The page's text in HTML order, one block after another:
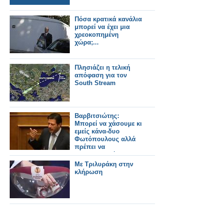
Πόσα κρατικά κανάλια
μπορεί να έχει μια
χρεοκοπημένη
χώρα;...
Πλησιάζει η τελική
απόφαση για τον
South Stream
Βαρβιτσιώτης:
Μπορεί να χάσουμε κι
εμείς κάνα-δυο
Φωτόπουλους αλλά
πρέπει να
συγκρουστούμε
Με Τριλυράκη στην
κλήρωση